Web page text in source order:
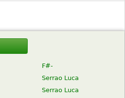
F#-
Serrao Luca
Serrao Luca